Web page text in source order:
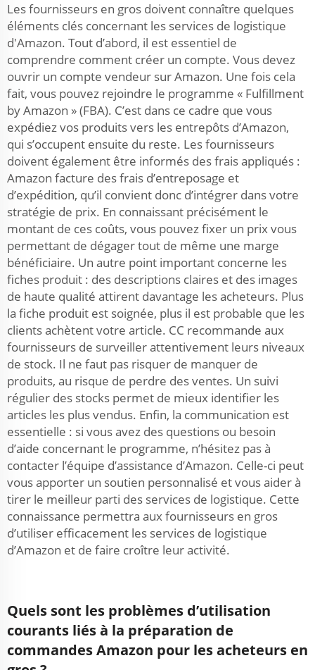
Les fournisseurs en gros doivent connaître quelques
éléments clés concernant les services de logistique
d'Amazon. Tout d’abord, il est essentiel de
comprendre comment créer un compte. Vous devez
ouvrir un compte vendeur sur Amazon. Une fois cela
fait, vous pouvez rejoindre le programme « Fulfillment
by Amazon » (FBA). C’est dans ce cadre que vous
expédiez vos produits vers les entrepôts d’Amazon,
qui s’occupent ensuite du reste. Les fournisseurs
doivent également être informés des frais appliqués :
Amazon facture des frais d’entreposage et
d’expédition, qu’il convient donc d’intégrer dans votre
stratégie de prix. En connaissant précisément le
montant de ces coûts, vous pouvez fixer un prix vous
permettant de dégager tout de même une marge
bénéficiaire. Un autre point important concerne les
fiches produit : des descriptions claires et des images
de haute qualité attirent davantage les acheteurs. Plus
la fiche produit est soignée, plus il est probable que les
clients achètent votre article. CC recommande aux
fournisseurs de surveiller attentivement leurs niveaux
de stock. Il ne faut pas risquer de manquer de
produits, au risque de perdre des ventes. Un suivi
régulier des stocks permet de mieux identifier les
articles les plus vendus. Enfin, la communication est
essentielle : si vous avez des questions ou besoin
d’aide concernant le programme, n’hésitez pas à
contacter l’équipe d’assistance d’Amazon. Celle-ci peut
vous apporter un soutien personnalisé et vous aider à
tirer le meilleur parti des services de logistique. Cette
connaissance permettra aux fournisseurs en gros
d’utiliser efficacement les services de logistique
d’Amazon et de faire croître leur activité.
Quels sont les problèmes d’utilisation
courants liés à la préparation de
commandes Amazon pour les acheteurs en